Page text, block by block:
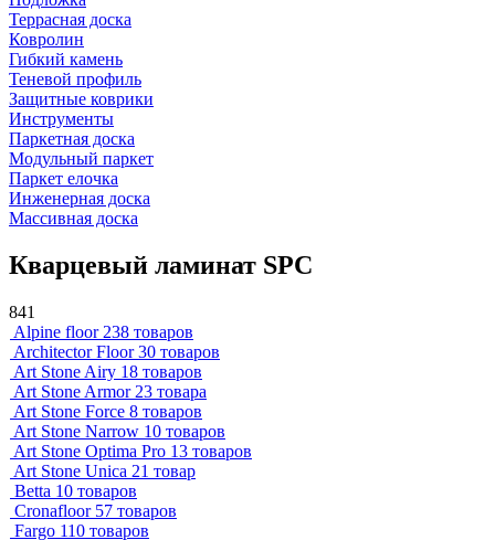
Террасная доска
Ковролин
Гибкий камень
Теневой профиль
Защитные коврики
Инструменты
Паркетная доска
Модульный паркет
Паркет елочка
Инженерная доска
Массивная доска
Кварцевый ламинат SPC
841
Alpine floor 238 товаров
Architector Floor 30 товаров
Art Stone Airy 18 товаров
Art Stone Armor 23 товара
Art Stone Force 8 товаров
Art Stone Narrow 10 товаров
Art Stone Optima Pro 13 товаров
Art Stone Unica 21 товар
Betta 10 товаров
Cronafloor 57 товаров
Fargo 110 товаров